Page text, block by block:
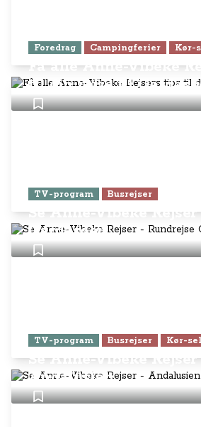
Foredrag Campingferier Kør-
Få alle Anne-Vibeke
til din rejse til
TV-program Busrejser
Se Anne-Vibeke
Gardasøen
TV-program Busrejser Kør-
Se Anne-Vibeke Rejser
Andalusien